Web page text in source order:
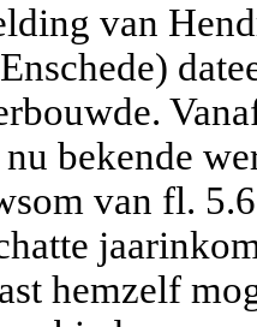
van
bekende
van fl.
hemzelf